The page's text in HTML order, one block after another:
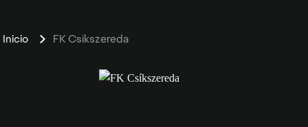
Inicio FK Csíkszereda